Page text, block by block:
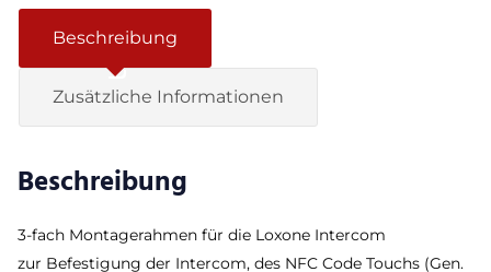
Beschreibung
Zusätzliche Informationen
Beschreibung
3-fach Montagerahmen für die Loxone Intercom
zur Befestigung der Intercom, des NFC Code Touchs (Gen.